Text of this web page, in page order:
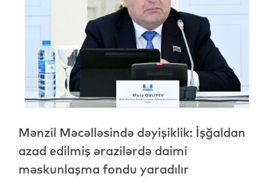
Mənzil Məcəlləsində dəyişiklik: İşğaldan
azad edilmiş ərazilərdə daimi
məskunlaşma fondu yaradılır